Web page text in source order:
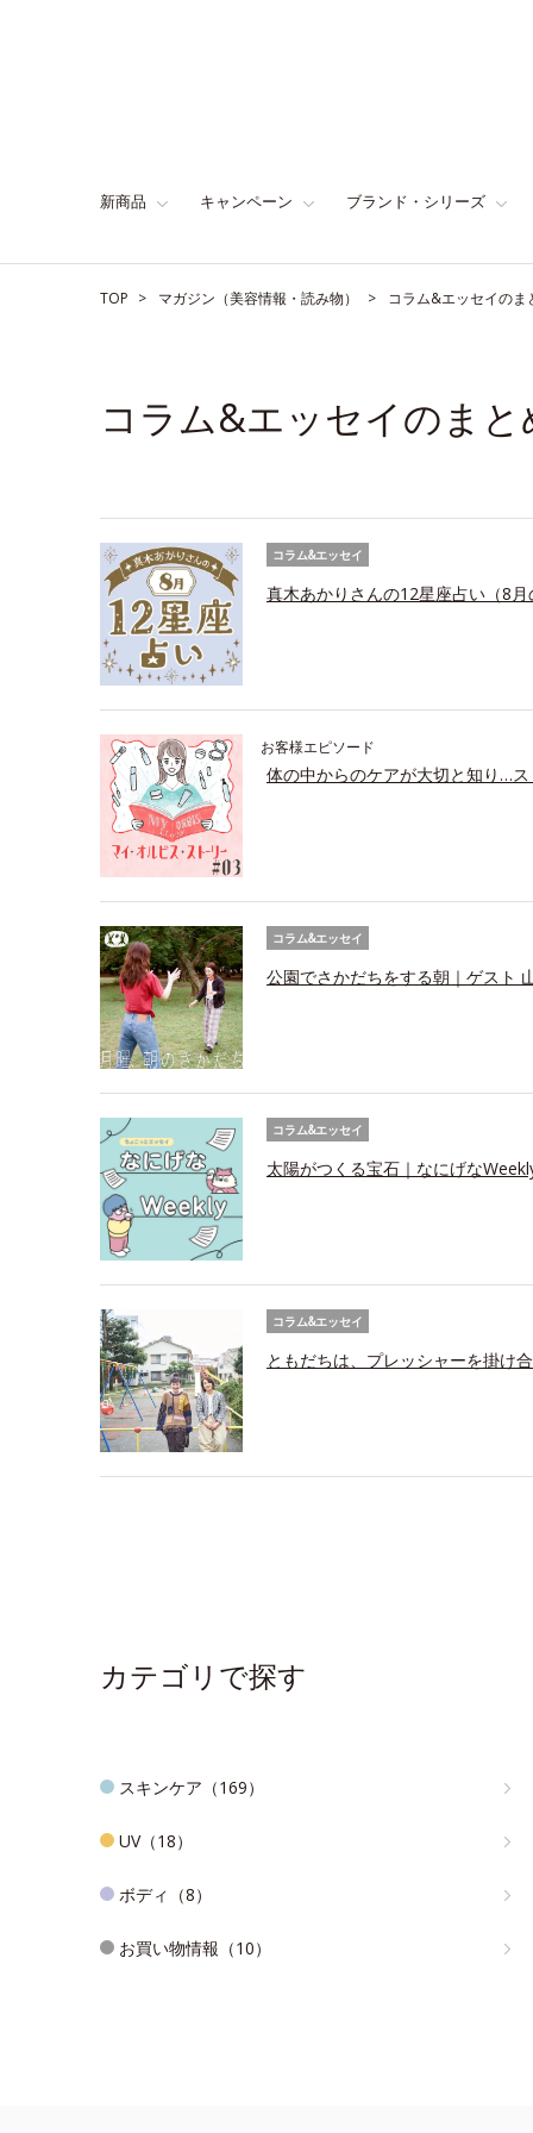
新商品 キャンペーン ブランド・シリーズ
TOP マガジン（美容情報・読み物） コラム&エッセイのま
コラム&エッセイのまと
コラム&エッセイ
真木あかりさんの12星座占い（8
お客様エピソード
体の中からのケアが大切と知り…
コラム&エッセイ
公園でさかだちをする朝｜ゲスト
コラム&エッセイ
太陽がつくる宝石｜なにげな
コラム&エッセイ
ともだちは、プレッシャーを掛け
カテゴリで探す
スキンケア（169）
UV（18）
ボディ（8）
お買い物情報（10）